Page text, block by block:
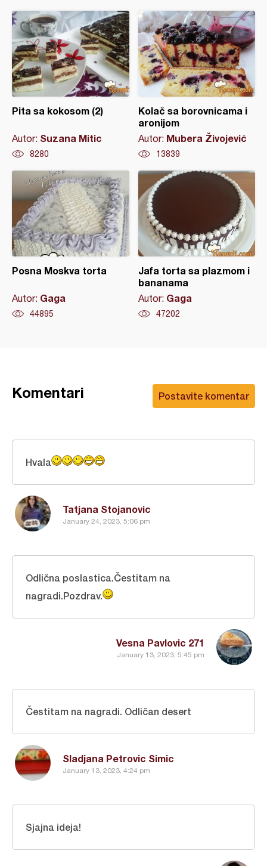
Pita sa kokosom (2)
Autor: Suzana Mitic
8280
Kolač sa borovnicama i
aronijom
Autor: Mubera Živojević
13839
Posna Moskva torta
Autor: Gaga
44895
Jafa torta sa plazmom i
bananama
Autor: Gaga
47202
Postavite komentar
Komentari
Tatjana Stojanovic
January 24, 2023, 5:06 pm
Hvala
Vesna Pavlovic 271
January 13, 2023, 5:45 pm
Odlična poslastica.Čestitam na
nagradi.Pozdrav.
Sladjana Petrovic Simic
January 13, 2023, 4:24 pm
Čestitam na nagradi. Odličan desert
Sjajna ideja!